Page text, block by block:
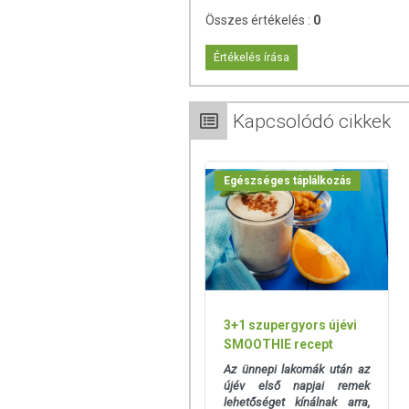
Rost: 0 g
Fehérje: 0 g
TOVÁBBI TUDNIVALÓK
Tárolás:Napfénytől védett, száraz,
Minőségét megőrzi:Lásd a
Az oldalunkon lévő adatokat
Szeretnénk felhívni azonban a
termékfotókat, tápérték-, összetétel-, és
értékek eltérhetnek az élelmiszerek
csomagolásán találják meg.
Összes értékelés : 0
Értékelés írása
Kapcsolódó cikkek
Egészséges táplálkozás
3+1 szupergyors újévi
SMOOTHIE recept
Az ünnepi lakomák után az
újév első napjai remek
lehetőséget kínálnak arra,